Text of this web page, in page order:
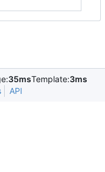
35msTemplate:3ms
API